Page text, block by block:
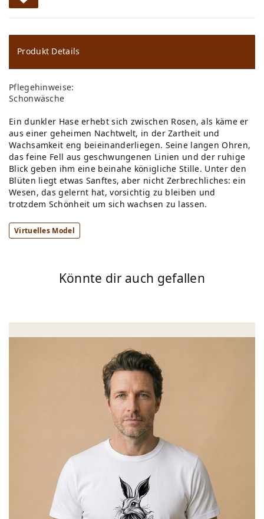
W
u
ns
ch
lis
te
Produkt Details
Pflegehinweise:
Schonwäsche
Ein dunkler Hase erhebt sich zwischen Rosen, als käme er
aus einer geheimen Nachtwelt, in der Zartheit und
Wachsamkeit eng beieinanderliegen. Seine langen Ohren,
das feine Fell aus geschwungenen Linien und der ruhige
Blick geben ihm eine beinahe königliche Stille. Unter den
Blüten liegt etwas Sanftes, aber nicht Zerbrechliches: ein
Wesen, das gelernt hat, vorsichtig zu bleiben und
trotzdem Schönheit um sich wachsen zu lassen.
Virtuelles Model
Könnte dir auch gefallen